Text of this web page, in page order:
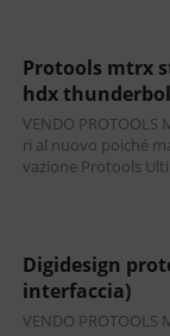
protools mtrx studio + scheda hdx +
hdx
VENDO PROTOOLS
ri al nuovo poiché
vazione Protools
digidesign protools mtrx studio (solo
interfaccia)
VENDO PROTOOLS